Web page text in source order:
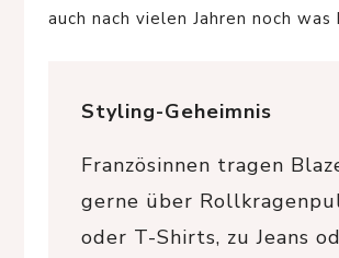
auch nach vielen Jahren noch was
Styling-Geheimnis
Französinnen tragen
gerne über
oder T-Shirts, zu Jeans